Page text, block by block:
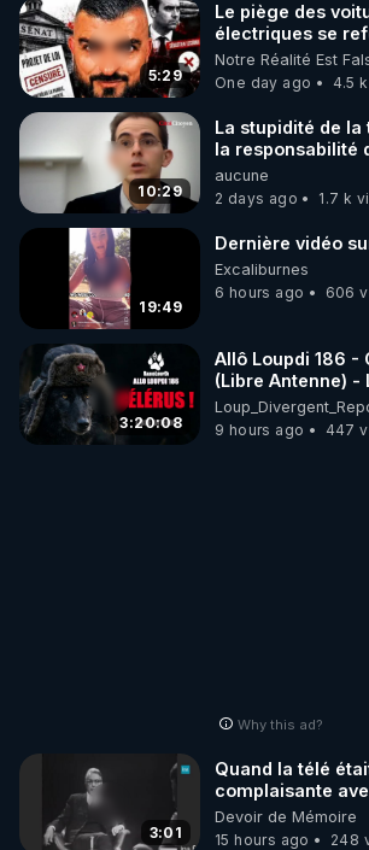
5:29
Le piège des
électriques se
les usagers !
Notre Réalité Est
One day ago
4.5
10:29
La stupidité de la
la responsabilité
concernant le
carbone.
aucune
2 days ago
1.7 k
19:49
Dernière vidéo
Excaliburnes
6 hours ago
606
3:20:08
Allô Loupdi 186 -
(Libre Antenne) -
Divergent
9 hours ago
447
Why this ad?
3:01
Quand la télé
complaisante
pédophiles
Devoir de Mémoire
15 hours ago
248